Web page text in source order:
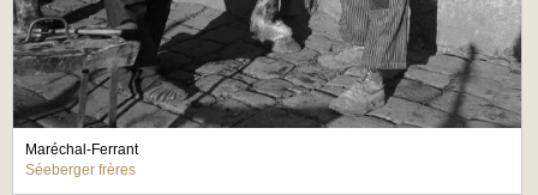
Maréchal-Ferrant
Séeberger frères